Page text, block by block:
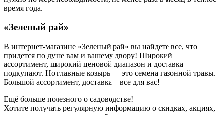
время года.
«Зеленый рай»
В интернет-магазине «Зеленый рай» вы найдете все, что
придется по душе вам и вашему двору! Широкий
ассортимент, широкий ценовой диапазон и доставка
подкупают. Но главные козырь — это семена газонной травы.
Большой ассортимент, доставка – все для вас!
Ещё больше полезного о садоводстве!
Хотите получать регулярную информацию о скидках, акциях,